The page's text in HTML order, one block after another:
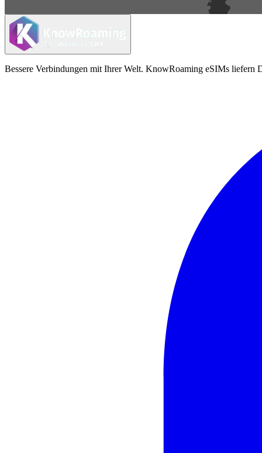
Bessere Verbindungen mit Ihrer Welt. KnowRoaming eSIMs liefern